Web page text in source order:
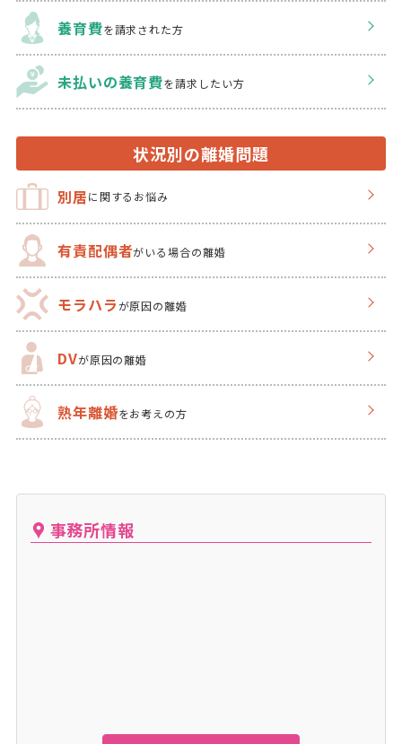
養育費を請求された方
未払いの養育費を請求したい方
状況別の離婚問題
別居に関するお悩み
有責配偶者がいる場合の離婚
モラハラが原因の離婚
DVが原因の離婚
熟年離婚をお考えの方
事務所情報